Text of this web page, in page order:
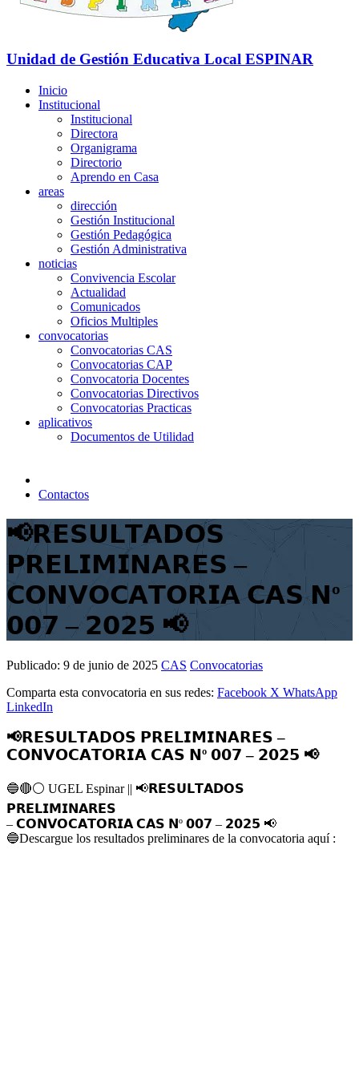
Unidad de Gestión Educativa Local ESPINAR
Inicio
Institucional
Institucional
Directora
Organigrama
Directorio
Aprendo en Casa
areas
dirección
Gestión Institucional
Gestión Pedagógica
Gestión Administrativa
noticias
Convivencia Escolar
Actualidad
Comunicados
Oficios Multiples
convocatorias
Convocatorias CAS
Convocatorias CAP
Convocatoria Docentes
Convocatorias Directivos
Convocatorias Practicas
aplicativos
Documentos de Utilidad
Contactos
📢𝗥𝗘𝗦𝗨𝗟𝗧𝗔𝗗𝗢𝗦
𝗣𝗥𝗘𝗟𝗜𝗠𝗜𝗡𝗔𝗥𝗘𝗦 –
𝗖𝗢𝗡𝗩𝗢𝗖𝗔𝗧𝗢𝗥𝗜𝗔 𝗖𝗔𝗦 𝗡º
𝟬𝟬𝟳 – 𝟮𝟬𝟮𝟱 📢
Publicado: 9 de junio de 2025 CAS Convocatorias
Comparta esta convocatoria en sus redes: Facebook X WhatsApp
LinkedIn
📢𝗥𝗘𝗦𝗨𝗟𝗧𝗔𝗗𝗢𝗦 𝗣𝗥𝗘𝗟𝗜𝗠𝗜𝗡𝗔𝗥𝗘𝗦 –
𝗖𝗢𝗡𝗩𝗢𝗖𝗔𝗧𝗢𝗥𝗜𝗔 𝗖𝗔𝗦 𝗡º 𝟬𝟬𝟳 – 𝟮𝟬𝟮𝟱 📢
🔵🔴⚪️ UGEL Espinar || 📢 𝗥𝗘𝗦𝗨𝗟𝗧𝗔𝗗𝗢𝗦
𝗣𝗥𝗘𝗟𝗜𝗠𝗜𝗡𝗔𝗥𝗘𝗦
– 𝗖𝗢𝗡𝗩𝗢𝗖𝗔𝗧𝗢𝗥𝗜𝗔 𝗖𝗔𝗦 𝗡º 𝟬𝟬𝟳 – 𝟮𝟬𝟮𝟱 📢
🔵Descargue los resultados preliminares de la convocatoria aquí :